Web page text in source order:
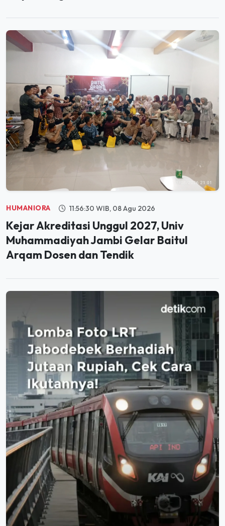
HUMANIORA 11:56:30 WIB, 08 Agu 2026
Kejar Akreditasi Unggul 2027, Univ
Muhammadiyah Jambi Gelar Baitul
Arqam Dosen dan Tendik